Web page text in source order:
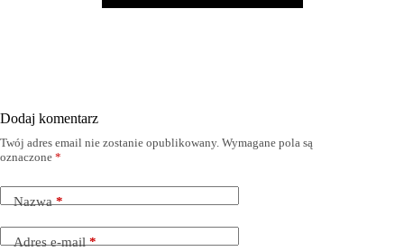
Dodaj komentarz
Twój adres email nie zostanie opublikowany. Wymagane pola są
oznaczone *
Nazwa*
Adres e-mail*